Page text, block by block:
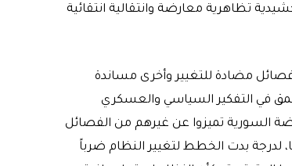
تظاهرية معارضة وانتقالية انتقائية
مضادة للتغيير وأخرى مساندة
عمق في التفكير السياسي والعسكري
السورية تميزوا عن غيرهم من الفصائل
بدت الخطط لتغيير النظام ضرباً